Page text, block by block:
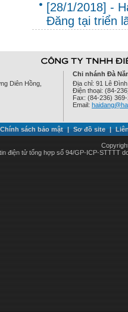
[28/1/2018] -
Đăng tại triển
Diên Hồng,
Chi nhánh Đà
Địa chỉ: 91 Lê
Điện thoại: (84-
Fax: (84-236)
Email:
Chính sách bảo mật | Sơ đồ site |
điện tử tổng hợp số 94/GP-ICP-STTTT